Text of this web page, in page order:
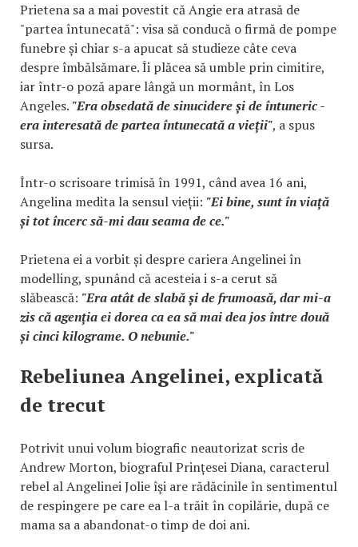
Prietena sa a mai povestit că Angie era atrasă de
"partea întunecată": visa să conducă o firmă de pompe
funebre și chiar s-a apucat să studieze câte ceva
despre îmbălsămare. Îi plăcea să umble prin cimitire,
iar într-o poză apare lângă un mormânt, în Los
Angeles. "Era obsedată de sinucidere și de întuneric -
era interesată de partea întunecată a vieții", a spus
sursa.
Într-o scrisoare trimisă în 1991, când avea 16 ani,
Angelina medita la sensul vieții: "Ei bine, sunt în viață
și tot încerc să-mi dau seama de ce."
Prietena ei a vorbit și despre cariera Angelinei în
modelling, spunând că acesteia i s-a cerut să
slăbească: "Era atât de slabă și de frumoasă, dar mi-a
zis că agenția ei dorea ca ea să mai dea jos între două
și cinci kilograme. O nebunie."
Rebeliunea Angelinei, explicată
de trecut
Potrivit unui volum biografic neautorizat scris de
Andrew Morton, biograful Prințesei Diana, caracterul
rebel al Angelinei Jolie îşi are rădăcinile în sentimentul
de respingere pe care ea l-a trăit în copilărie, după ce
mama sa a abandonat-o timp de doi ani.